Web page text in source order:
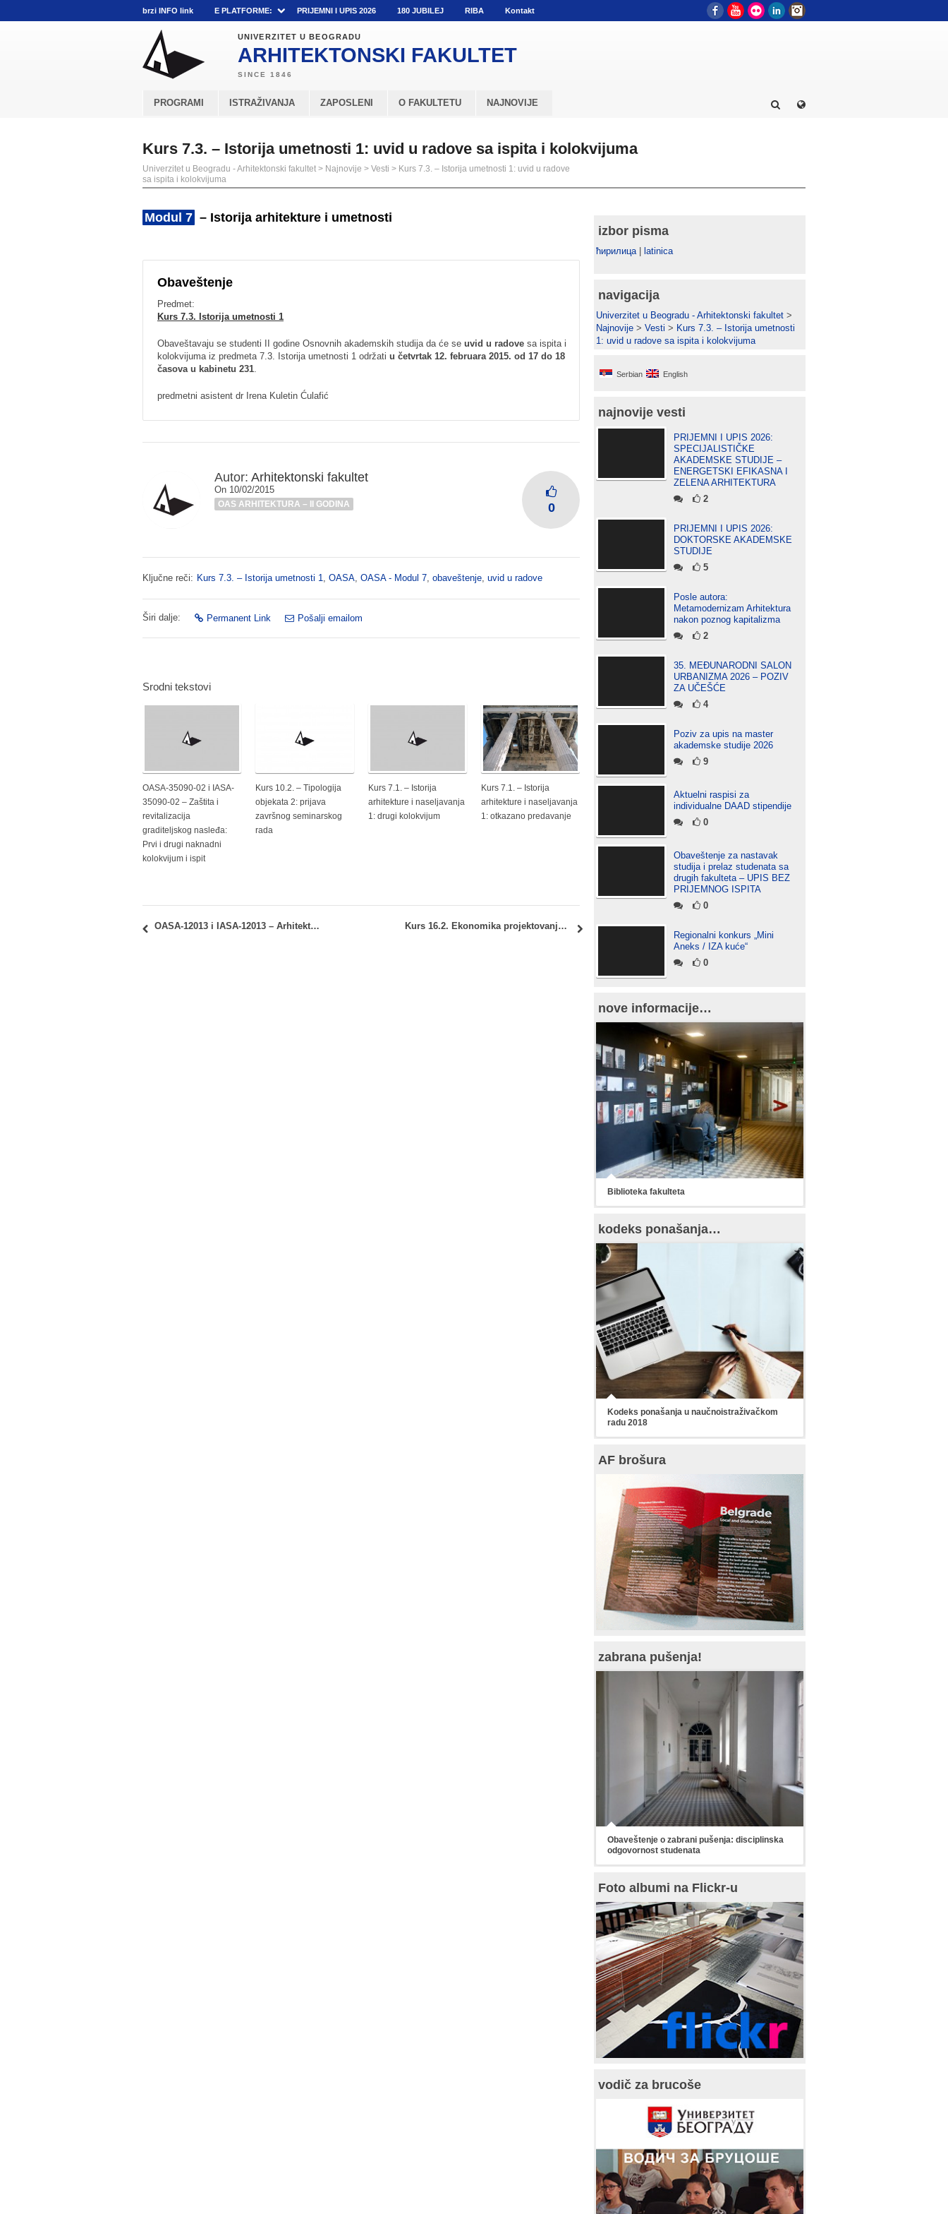
brzi INFO link E PLATFORME: PRIJEMNI I UPIS 2026 180 JUBILEJ RIBA Kontakt FacebookYouTube
Flickr LinkedIn
UNIVERZITET U BEOGRADU
ARHITEKTONSKI FAKULTET
PROGRAMI ISTRAŽIVANJA ZAPOSLENI O FAKULTETU NAJNOVIJE
Kurs 7.3. – Istorija umetnosti 1: uvid u radove sa ispita i kolokvijuma
Univerzitet u Beogradu - Arhitektonski fakultet > Najnovije > Vesti > Kurs 7.3. – Istorija umetnosti 1: uvid u radove
sa ispita i kolokvijuma
Modul 7 – Istorija arhitekture i umetnosti
Obaveštenje
Predmet:
Kurs 7.3. Istorija umetnosti 1
Obaveštavaju se studenti II godine Osnovnih akademskih studija da će se uvid u radove sa ispita i
kolokvijuma iz predmeta 7.3. Istorija umetnosti 1 održati u četvrtak 12. februara 2015. od 17 do 18
časova u kabinetu 231.
predmetni asistent dr Irena Kuletin Ćulafić
Autor: Arhitektonski fakultet
On 10/02/2015
OAS ARHITEKTURA – II GODINA 0
Ključne reči: Kurs 7.3. – Istorija umetnosti 1, OASA, OASA - Modul 7, obaveštenje, uvid u radove
Širi dalje: Permanent Link Pošalji emailom
Srodni tekstovi
OASA-35090-02 i IASA-
35090-02 – Zaštita i
revitalizacija
graditeljskog nasleđa:
Prvi i drugi naknadni
kolokvijum i ispit
Kurs 10.2. – Tipologija
objekata 2: prijava
završnog seminarskog
rada
Kurs 7.1. – Istorija
arhitekture i naseljavanja
1: drugi kolokvijum
Kurs 7.1. – Istorija
arhitekture i naseljavanja
1: otkazano predavanje
OASA-12013 i IASA-12013 – Arhitektonska grafika: Raspored studenata po salama Kurs 16.2. Ekonomika projektovanja i građenja i Kurs 16.3. Regulativa: nastava
izbor pisma
ћирилица| latinica
navigacija
Univerzitet u Beogradu - Arhitektonski fakultet >
Najnovije > Vesti > Kurs 7.3. – Istorija umetnosti
1: uvid u radove sa ispita i kolokvijuma
Serbian English
najnovije vesti
PRIJEMNI I UPIS 2026:
SPECIJALISTIČKE
AKADEMSKE STUDIJE –
ENERGETSKI EFIKASNA I
ZELENA ARHITEKTURA
2
PRIJEMNI I UPIS 2026:
DOKTORSKE AKADEMSKE
STUDIJE
5
Posle autora:
Metamodernizam Arhitektura
nakon poznog kapitalizma
2
35. MEĐUNARODNI SALON
URBANIZMA 2026 – POZIV
ZA UČEŠĆE
4
Poziv za upis na master
akademske studije 2026
9
Aktuelni raspisi za
individualne DAAD stipendije
0
Obaveštenje za nastavak
studija i prelaz studenata sa
drugih fakulteta – UPIS BEZ
PRIJEMNOG ISPITA
0
Regionalni konkurs „Mini
Aneks / IZA kuće“
0
nove informacije…
Biblioteka fakulteta
kodeks ponašanja…
Kodeks ponašanja u naučnoistraživačkom
radu 2018
AF brošura
zabrana pušenja!
Obaveštenje o zabrani pušenja: disciplinska
odgovornost studenata
Foto albumi na Flickr-u
vodič za brucoše